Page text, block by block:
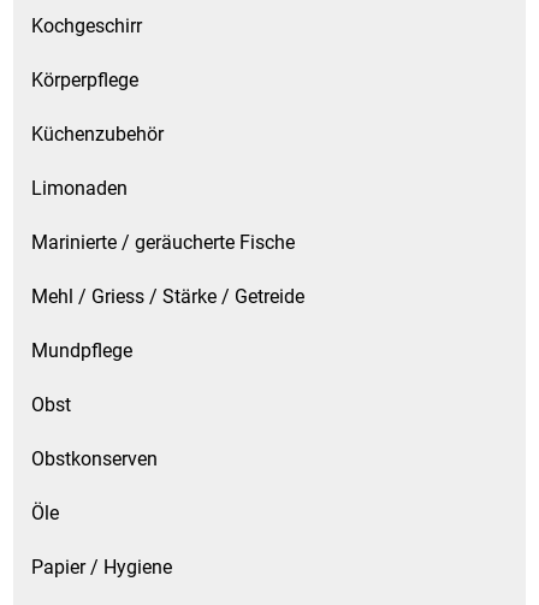
Wein
Wurst
Zucker / Süßstoffe
Kochgeschirr
Körperpflege
Küchenzubehör
Limonaden
Marinierte / geräucherte Fische
Mehl / Griess / Stärke / Getreide
Mundpflege
Obst
Obstkonserven
Öle
Papier / Hygiene